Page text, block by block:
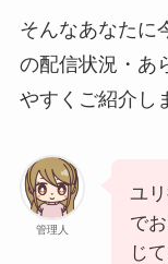
そんなあなたに
の配信状況・あ
やすくご紹介し
管理人
ユ
で
じ